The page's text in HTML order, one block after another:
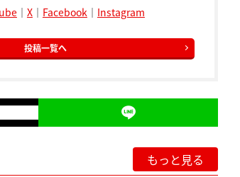
｜ X｜ Facebook｜ Instagram
投稿一覧へ
もっと見る